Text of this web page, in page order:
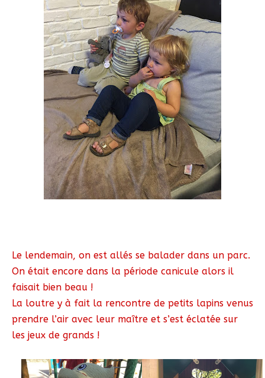
Le lendemain, on est allés se balader dans un parc.
On était encore dans la période canicule alors il
faisait bien beau !
La loutre y à fait la rencontre de petits lapins venus
prendre l’air avec leur maître et s’est éclatée sur
les jeux de grands !